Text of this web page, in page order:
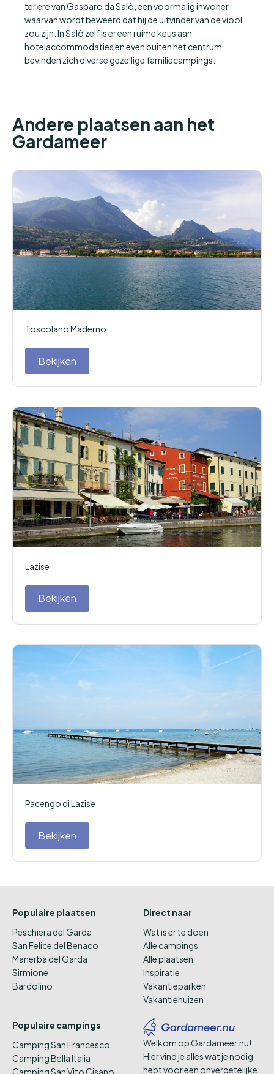
ter ere van Gasparo da Salò, een voormalig inwoner
waarvan wordt beweerd dat hij de uitvinder van de viool
zou zijn. In Salò zelf is er een ruime keus aan
hotelaccommodaties en even buiten het centrum
bevinden zich diverse gezellige familiecampings.
Andere plaatsen aan het
Gardameer
Toscolano Maderno
Bekijken
Lazise
Bekijken
Pacengo di Lazise
Bekijken
Populaire plaatsen
Peschiera del Garda
San Felice del Benaco
Manerba del Garda
Sirmione
Bardolino
Direct naar
Wat is er te doen
Alle campings
Alle plaatsen
Inspiratie
Vakantieparken
Vakantiehuizen
Populaire campings
Camping San Francesco
Camping Bella Italia
Camping San Vito Cisano
Welkom op Gardameer.nu!
Hier vind je alles wat je nodig
hebt voor een onvergetelijke